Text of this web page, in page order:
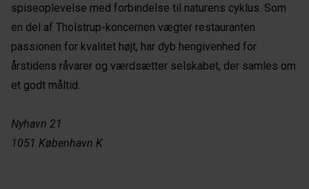
spiseoplevelse med forbindelse til naturens cyklus. Som
en del af Tholstrup-koncernen vægter restauranten
passionen for kvalitet højt, har dyb hengivenhed for
årstidens råvarer og værdsætter selskabet, der samles om
et godt måltid.
Nyhavn 21
1051 København K